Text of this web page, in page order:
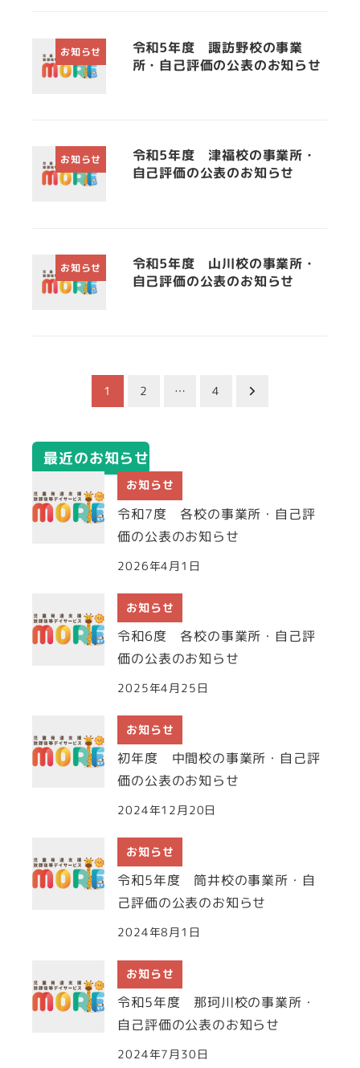
お知らせ
令和5年度 諏訪野校の事業
所・自己評価の公表のお知らせ
お知らせ
令和5年度 津福校の事業所・
自己評価の公表のお知らせ
お知らせ
令和5年度 山川校の事業所・
自己評価の公表のお知らせ
の
ペ
送
り
1 2 … 4
最近のお知らせ
お知らせ
令和7度 各校の事業所・自己評
価の公表のお知らせ
2026年4月1日
お知らせ
令和6度 各校の事業所・自己評
価の公表のお知らせ
2025年4月25日
お知らせ
初年度 中間校の事業所・自己評
価の公表のお知らせ
2024年12月20日
お知らせ
令和5年度 筒井校の事業所・自
己評価の公表のお知らせ
2024年8月1日
お知らせ
令和5年度 那珂川校の事業所・
自己評価の公表のお知らせ
2024年7月30日